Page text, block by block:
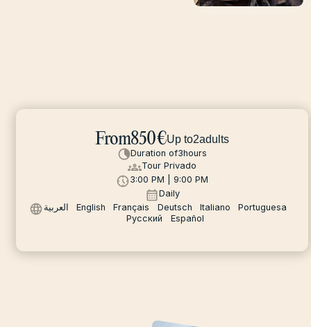
From850€Up to2adults
Duration of3hours
Tour Privado
3:00 PM | 9:00 PM
Daily
العربية
English Français Deutsch Italiano
Portuguesa
Русский
Español